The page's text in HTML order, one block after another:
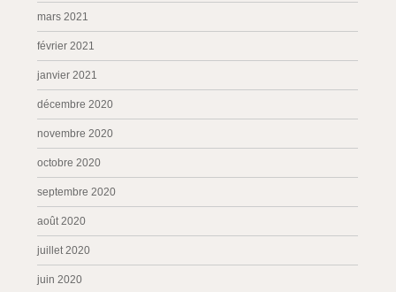
mars 2021
février 2021
janvier 2021
décembre 2020
novembre 2020
octobre 2020
septembre 2020
août 2020
juillet 2020
juin 2020